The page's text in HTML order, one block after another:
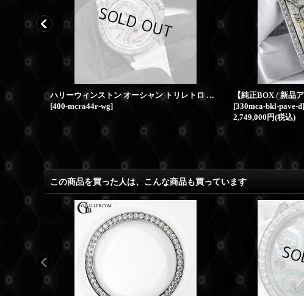
ハリーウィンストン オーシャン トリレトロ クロノグラフ K18WG バゲットダイヤモンド HW
[400-mcra44r-wg]
[330mca-bkl-pave-d]
2,749,000円(税込)
この商品を買った人は、こんな商品も買っています